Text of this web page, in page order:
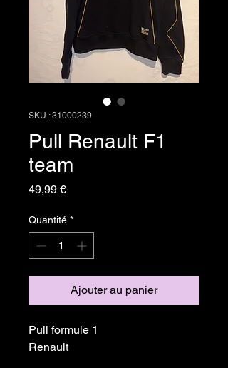
SKU : 31000239
Pull Renault F1
team
49,99 €Prix
Quantité *
Ajouter au panier
Pull formule 1
Renault